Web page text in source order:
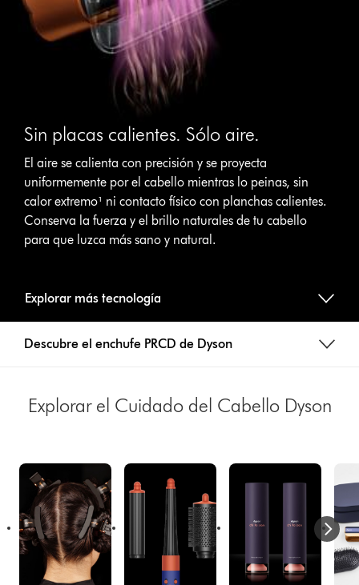
Sin placas calientes. Sólo aire.
El aire se calienta con precisión y se proyecta
uniformemente por el cabello mientras lo peinas, sin
calor extremo¹ ni contacto físico con planchas calientes.
Conserva la fuerza y el brillo naturales de tu cabello
para que luzca más sano y natural.
Explorar más tecnología
Descubre el enchufe PRCD de Dyson
Explorar el Cuidado del Cabello Dyson